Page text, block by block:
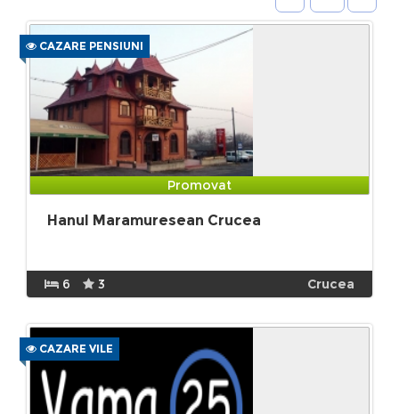
CAZARE PENSIUNI
Promovat
Hanul Maramuresean Crucea
6 3 Crucea
CAZARE VILE